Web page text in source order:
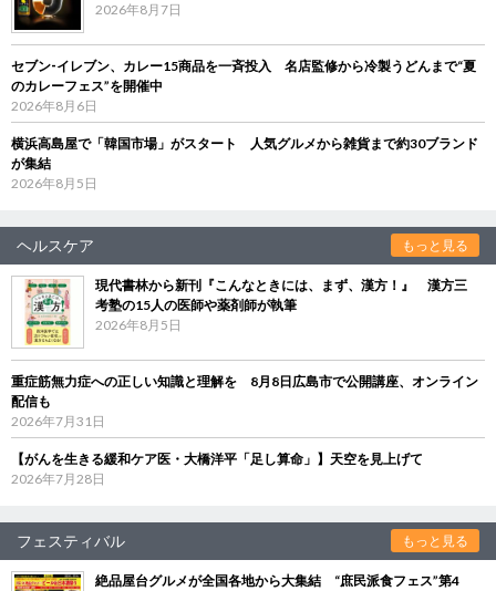
2026年8月7日
セブン‐イレブン、カレー15商品を一斉投入 名店監修から冷製うどんまで“夏
のカレーフェス”を開催中
2026年8月6日
横浜高島屋で「韓国市場」がスタート 人気グルメから雑貨まで約30ブランド
が集結
2026年8月5日
ヘルスケア もっと見る
現代書林から新刊『こんなときには、まず、漢方！』 漢方三
考塾の15人の医師や薬剤師が執筆
2026年8月5日
重症筋無力症への正しい知識と理解を 8月8日広島市で公開講座、オンライン
配信も
2026年7月31日
【がんを生きる緩和ケア医・大橋洋平「足し算命」】天空を見上げて
2026年7月28日
フェスティバル もっと見る
絶品屋台グルメが全国各地から大集結 “庶民派食フェス”第4